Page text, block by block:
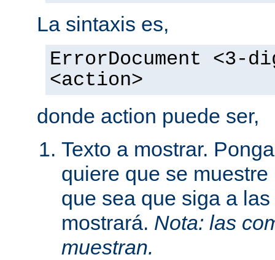
La sintaxis es,
ErrorDocument <3-
<action>
donde action puede ser,
Texto a mostrar.
quiere que se
que sea que siga a
mostrará. Nota: las
muestran.